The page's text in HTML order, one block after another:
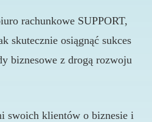
rachunkowe SUPPORT,
skutecznie osiągnąć sukces
biznesowe z drogą rozwoju
swoich klientów o biznesie i